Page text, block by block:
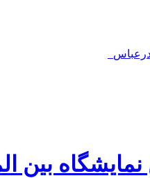
بین